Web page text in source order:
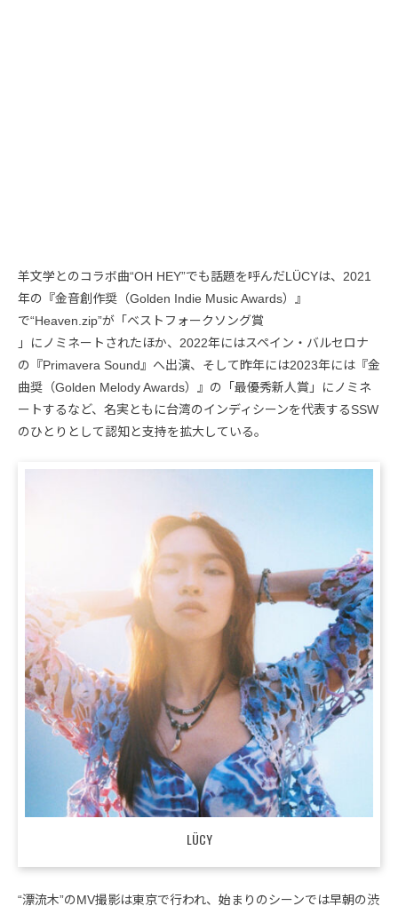
羊文学とのコラボ曲“OH HEY”でも話題を呼んだLÜCYは、2021
年の『金音創作奨（Golden Indie Music Awards）』
で“Heaven.zip”が「ベストフォークソング賞
」にノミネートされたほか、2022年にはスペイン・バルセロナ
の『Primavera Sound』へ出演、そして昨年には2023年には『金
曲奨（Golden Melody Awards）』の「最優秀新人賞」にノミネ
ートするなど、名実ともに台湾のインディシーンを代表するSSW
のひとりとして認知と支持を拡大している。
LÜCY
“漂流木”のMV撮影は東京で行われ、始まりのシーンでは早朝の渋